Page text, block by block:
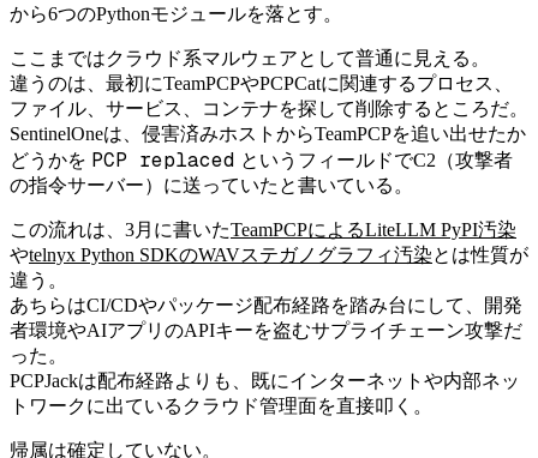
から6つのPythonモジュールを落とす。
ここまではクラウド系マルウェアとして普通に見える。
違うのは、最初にTeamPCPやPCPCatに関連するプロセス、
ファイル、サービス、コンテナを探して削除するところだ。
SentinelOneは、侵害済みホストからTeamPCPを追い出せたか
どうかを PCP replaced というフィールドでC2（攻撃者
の指令サーバー）に送っていたと書いている。
この流れは、3月に書いたTeamPCPによるLiteLLM PyPI汚染
やtelnyx Python SDKのWAVステガノグラフィ汚染とは性質が
違う。
あちらはCI/CDやパッケージ配布経路を踏み台にして、開発
者環境やAIアプリのAPIキーを盗むサプライチェーン攻撃だ
った。
PCPJackは配布経路よりも、既にインターネットや内部ネッ
トワークに出ているクラウド管理面を直接叩く。
帰属は確定していない。